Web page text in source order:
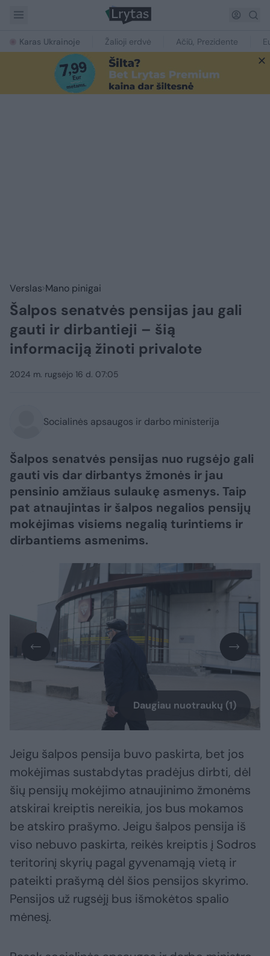
Karas Ukrainoje Žalioji erdvė Ačiū, Prezidente
Verslas Mano pinigai
Šalpos senatvės pensijas jau gali
gauti ir dirbantieji – šią
informaciją žinoti privalote
2024 m. rugsėjo 16 d. 07:05
Socialinės apsaugos ir darbo ministerija
Šalpos senatvės pensijas nuo rugsėjo gali
gauti vis dar dirbantys žmonės ir jau
pensinio amžiaus sulaukę asmenys. Taip
pat atnaujintas ir šalpos negalios pensijų
mokėjimas visiems negalią turintiems ir
dirbantiems asmenims.
Daugiau nuotraukų (1)
Jeigu šalpos pensija buvo paskirta, bet jos
mokėjimas sustabdytas pradėjus dirbti, dėl
šių pensijų mokėjimo atnaujinimo žmonėms
atskirai kreiptis nereikia, jos bus mokamos
be atskiro prašymo. Jeigu šalpos pensija iš
viso nebuvo paskirta, reikės kreiptis į Sodros
teritorinį skyrių pagal gyvenamąją vietą ir
pateikti prašymą dėl šios pensijos skyrimo.
Pensijos už rugsėjį bus išmokėtos spalio
mėnesį.